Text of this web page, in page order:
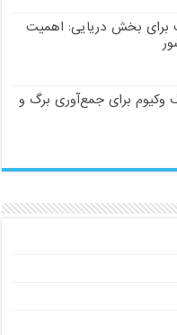
برای بخش دریایی: اهمیت
وکیوم برای جمع‌آوری برگ و